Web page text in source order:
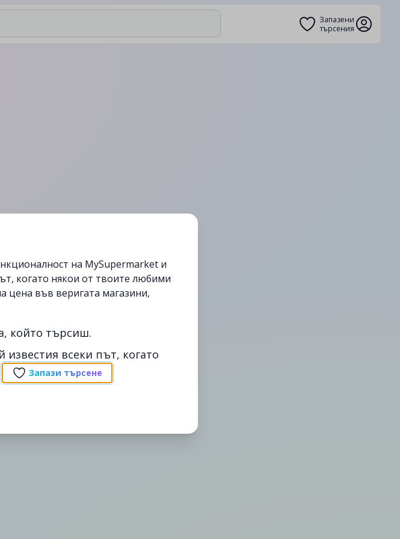
Запазени
търсения
на MySupermarket и
когато някои от твоите любими
цена във веригата магазини,
който търсиш.
всеки път, когато
Запази търсене